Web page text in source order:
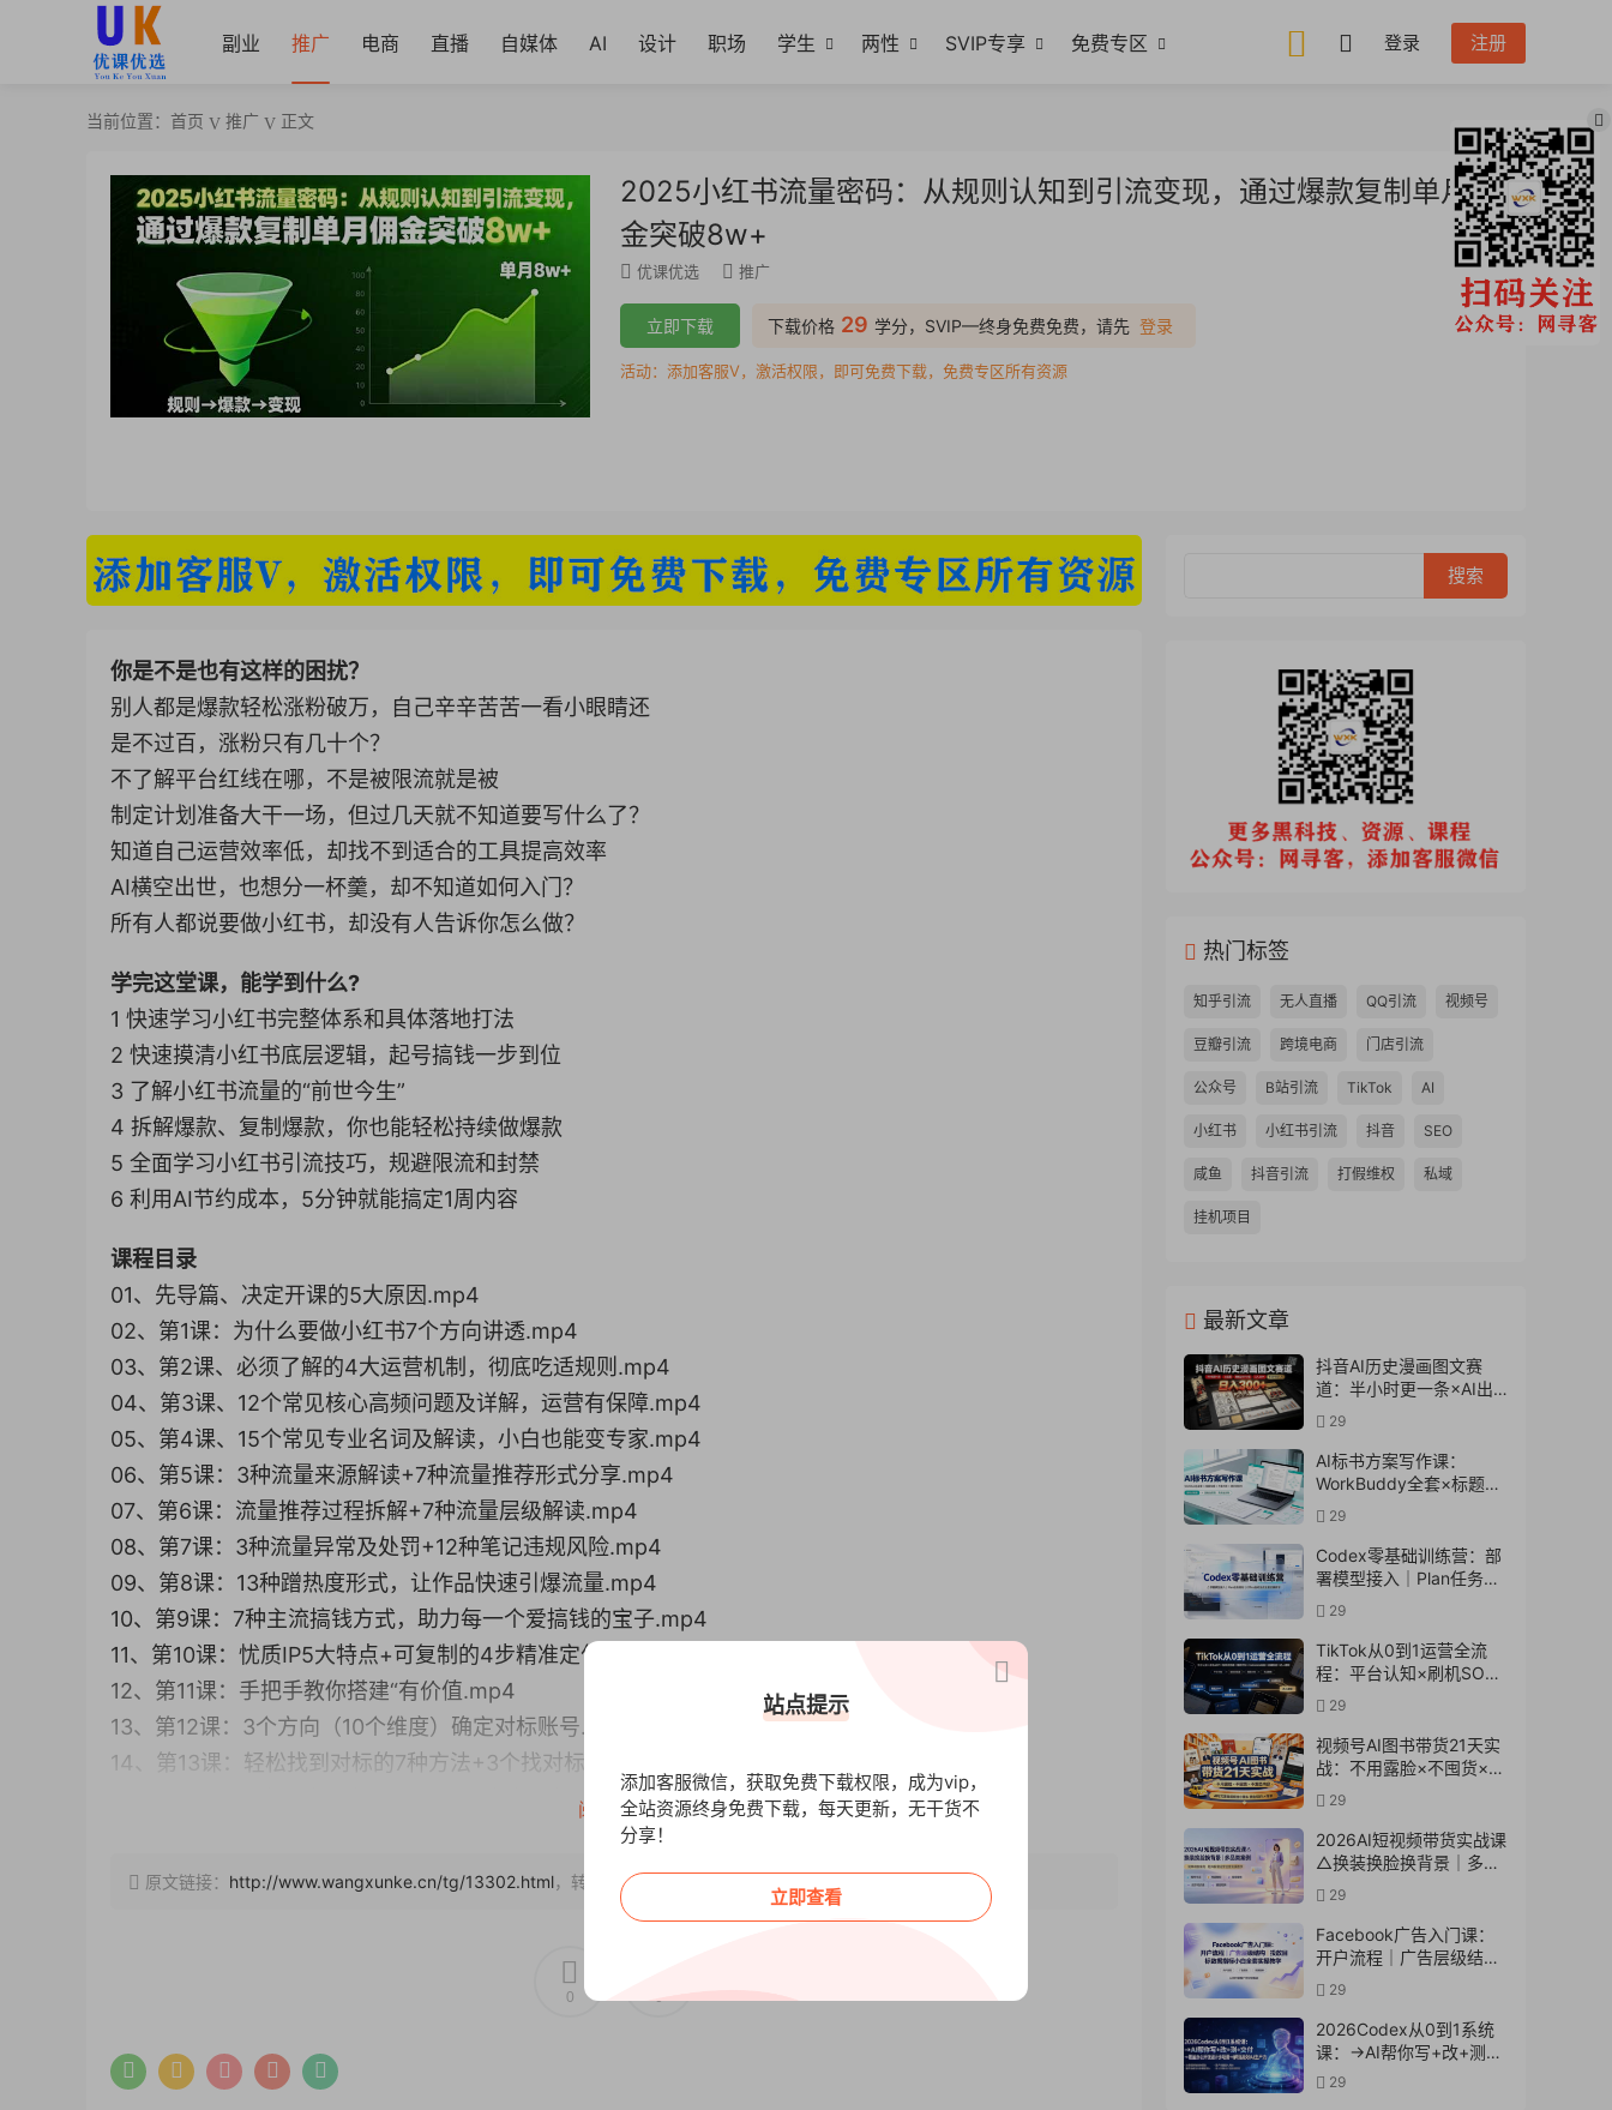
副业 推广 电商 直播 自媒体 AI 设计 职场 学生 两性 SVIP专享 免费专区 登录 注册
当前位置： 首页 推广 正文
2025小红书流量密码：从规则认知到引流变现，通过爆款复制单月佣
金突破8w+
优课优选 推广 推广
下载价格 29 学分，SVIP—终身免费免费，请先 登录
立即下载
活动：添加客服V，激活权限，即可免费下载，免费专区所有资源
你是不是也有这样的困扰？
别人都是爆款轻松涨粉破万，自己辛辛苦苦一看小眼睛还
是不过百，涨粉只有几十个？
不了解平台红线在哪，不是被限流就是被
制定计划准备大干一场，但过几天就不知道要写什么了？
知道自己运营效率低，却找不到适合的工具提高效率
AI横空出世，也想分一杯羹，却不知道如何入门？
所有人都说要做小红书，却没有人告诉你怎么做？
学完这堂课，能学到什么?
1 快速学习小红书完整体系和具体落地打法
2 快速摸清小红书底层逻辑，起号搞钱一步到位
3 了解小红书流量的“前世今生”
4 拆解爆款、复制爆款，你也能轻松持续做爆款
5 全面学习小红书引流技巧，规避限流和封禁
6 利用AI节约成本，5分钟就能搞定1周内容
课程目录
01、先导篇、决定开课的5大原因.mp4
02、第1课：为什么要做小红书7个方向讲透.mp4
03、第2课、必须了解的4大运营机制，彻底吃适规则.mp4
04、第3课、12个常见核心高频问题及详解，运营有保障.mp4
05、第4课、15个常见专业名词及解读，小白也能变专家.mp4
06、第5课：3种流量来源解读+7种流量推荐形式分享.mp4
07、第6课：流量推荐过程拆解+7种流量层级解读.mp4
08、第7课：3种流量异常及处罚+12种笔记违规风险.mp4
09、第8课：13种蹭热度形式，让作品快速引爆流量.mp4
10、第9课：7种主流搞钱方式，助力每一个爱搞钱的宝子.mp4
11、第10课：忧质IP5大特点+可复制的4步精准定位法.mp4
12、第11课：手把手教你搭建“有价值.mp4
13、第12课：3个方向（10个维度）确定对标账号.mp4
14、第13课：轻松找到对标的7种方法+3个找对标常见误区.mp4
15、第14课：手把手教你搭建属于自己的选题库.mp4
16、第15课：为什么要复制爆文？爆文笔记的6大要素.mp4
17、第16课：7种热门选题法，打造爆款选题的万能公式.mp4
18、第17课：15个爆款标题横板，直接套用就能爆流量.mp4
20、第19课：学以致用，手把手教你拆解大爆文.mp4
22、第21课：又被禁言.mp4
23、第22课：目前有效不过时的4种引流方法，13种引流形式.mp4
阅读全文
原文链接： http://www.wangxunke.cn/tg/13302.html，转载请注明出处~~~
0
热门标签
知乎引流 无人直播 QQ引流 视频号
豆瓣引流 跨境电商 门店引流
公众号 B站引流 TikTok AI
小红书 小红书引流 抖音 SEO
咸鱼 抖音引流 打假维权 私域
挂机项目
最新文章
抖音AI历史漫画图文赛
道：半小时更一条×AI出
图×邪修过伙伴计划×日入
300+，零成本快速入局
29
AI标书方案写作课：
WorkBuddy全套×标题生
成×方案大纲×提示词技巧
×废标点检查×豆包流程
图，高效出方案
29
Codex零基础训练营：部
署模型接入｜Plan任务规
划｜Office自动生成全套
实操教学
29
TikTok从0到1运营全流
程：平台认知×刷机SOP×
指纹浏览器×爆款对标
×Kalodata选品×店铺后台
×达人建联
29
视频号AI图书带货21天实
战：不用露脸×不囤货×不
发愁内容，AI写文案做视
频挂小黄车，佣金
50%+爆单
29
2026AI短视频带货实战课
△换装换脸换背景｜多品
类案例｜矩阵橱窗运营全
套实操教学
29
Facebook广告入门课：
开户流程｜广告层级结构
｜投放目标数据指标小白
全套实操教学
29
2026Codex从0到1系统
课：→AI帮你写+改+测
+交付→覆盖办公开发设
29
站点提示
添加客服微信，获取免费下载权限，成为vip，
全站资源终身免费下载，每天更新，无干货不
分享！
立即查看